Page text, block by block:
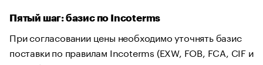
Пятый шаг: базис по Incoterms
При согласовании цены необходимо уточнять базис
поставки по правилам Incoterms (EXW, FOB, FCA, CIF и